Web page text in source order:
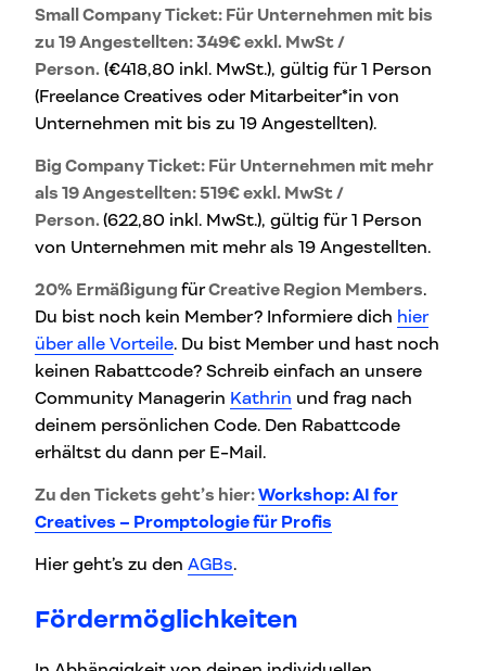
Small Company Ticket: Für Unternehmen mit bis
zu 19 Angestellten: 349€ exkl. MwSt /
Person. (€418,80 inkl. MwSt.), gültig für 1 Person
(Freelance Creatives oder Mitarbeiter*in von
Unternehmen mit bis zu 19 Angestellten).
Big Company Ticket: Für Unternehmen mit mehr
als 19 Angestellten: 519€ exkl. MwSt /
Person.(622,80 inkl. MwSt.), gültig für 1 Person
von Unternehmen mit mehr als 19 Angestellten.
20% Ermäßigung fürCreative Region Members.
Du bist noch kein Member? Informiere dich hier
über alle Vorteile. Du bist Member und hast noch
keinen Rabattcode? Schreib einfach an unsere
Community Managerin Kathrin und frag nach
deinem persönlichen Code. Den Rabattcode
erhältst du dann per E-Mail.
Zu den Tickets geht’s hier:Workshop: AI for
Creatives – Promptologie für Profis
Hier geht’s zu den AGBs.
Fördermöglichkeiten